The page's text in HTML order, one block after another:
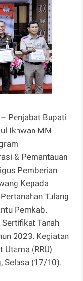
– Penjabat Bupati
Ikhwan MM
& Pemantauan
Pemberian
Kepada
Tulang
Pemkab.
Tanah
2023. Kegiatan
Utama (RRU)
Selasa (17/10).